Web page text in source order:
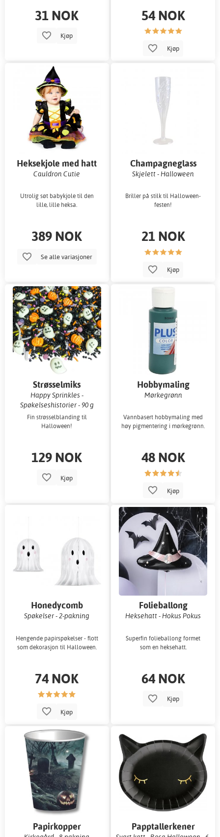
31 NOK
Kjøp
54 NOK
Kjøp
Heksekjole med hatt
Cauldron Cutie
Utrolig søt babykjole til den
lille, lille heksa.
389 NOK
Se alle variasjoner
Champagneglass
Skjelett - Halloween
Briller på stilk til Halloween-
festen!
21 NOK
Kjøp
Strøsselmiks
Happy Sprinkles -
Spøkelseshistorier - 90 g
Fin strøsselblanding til
Halloween!
129 NOK
Kjøp
Hobbymaling
Mørkegrønn
Vannbasert hobbymaling med
høy pigmentering i mørkegrønn.
48 NOK
Kjøp
Honedycomb
Spøkelser - 2-pakning
Hengende papirspøkelser - flott
som dekorasjon til Halloween.
74 NOK
Kjøp
Folieballong
Heksehatt - Hokus Pokus
Superfin folieballong formet
som en heksehatt.
64 NOK
Kjøp
Papirkopper Papptallerkener